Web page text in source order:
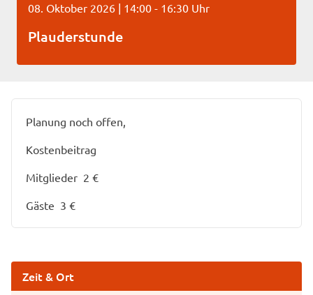
08. Oktober 2026 | 14:00 - 16:30 Uhr
Plauderstunde
Planung noch offen,
Kostenbeitrag
Mitglieder 2 €
Gäste 3 €
Zeit & Ort